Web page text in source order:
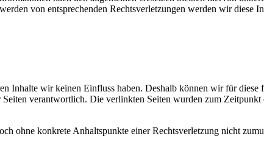
von entsprechenden Rechtsverletzungen werden wir diese
Inhalte wir keinen Einfluss haben. Deshalb können wir für
verantwortlich. Die verlinkten Seiten wurden zum
ohne konkrete Anhaltspunkte einer Rechtsverletzung nicht